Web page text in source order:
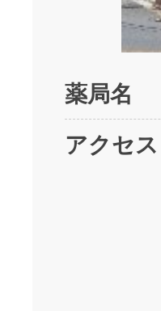
薬局名
アクセス